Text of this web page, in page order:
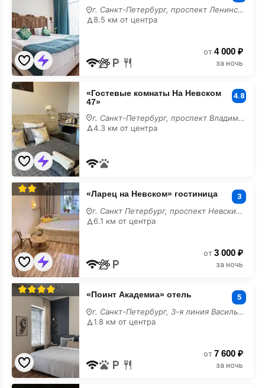
гостиница
г. Санкт-Петербург, проспект Ленинский, 125
8.5 км от центра
от 4 000 ₽
за ночь
«Гостевые
комнаты
Невском
47»
«Гостевые комнаты На Невском
47»
4.8
г. Санкт-Петербург, проспект Владимирский, 1/47
4.3 км от центра
«Ларец
на
Невском»
гостиница
«Ларец на Невском» гостиница 3
г. Санкт Петербург, проспект Невский, 163
6.1 км от центра
от 3 000 ₽
за ночь
«Поинт
Академиа»
отель
«Поинт Академиа» отель 5
г. Санкт-Петербург, 3-я линия Васильевского острова, 6
1.8 км от центра
от 7 600 ₽
за ночь